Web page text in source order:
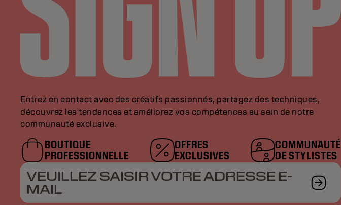
Entrez en contact avec des créatifs passionnés, partagez des techniques,
découvrez les tendances et améliorez vos compétences au sein de notre
communauté exclusive.
BOUTIQUE
PROFESSIONNELLE
OFFRES
EXCLUSIVES
COMMUNAUTÉ
DE STYLISTES
VEUILLEZ SAISIR VOTRE ADRESSE E-
MAIL